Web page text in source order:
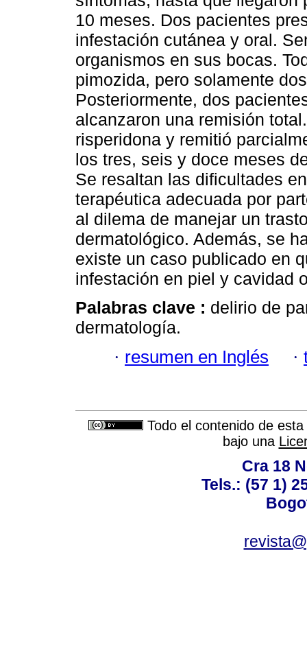
10 meses. Dos pacientes
infestación cutánea y oral.
organismos en sus bocas.
pimozida, pero solamente
Posteriormente, dos
alcanzaron una remisión
risperidona y remitió
los tres, seis y doce meses
Se resaltan las dificultades
terapéutica adecuada por
al dilema de manejar un
dermatológico. Además, se
existe un caso publicado en
infestación en piel y cavidad
Palabras clave : delirio de
dermatología.
· resumen en Inglés ·
Todo el contenido de
bajo una
Cra 18
Tels.: (57 1)